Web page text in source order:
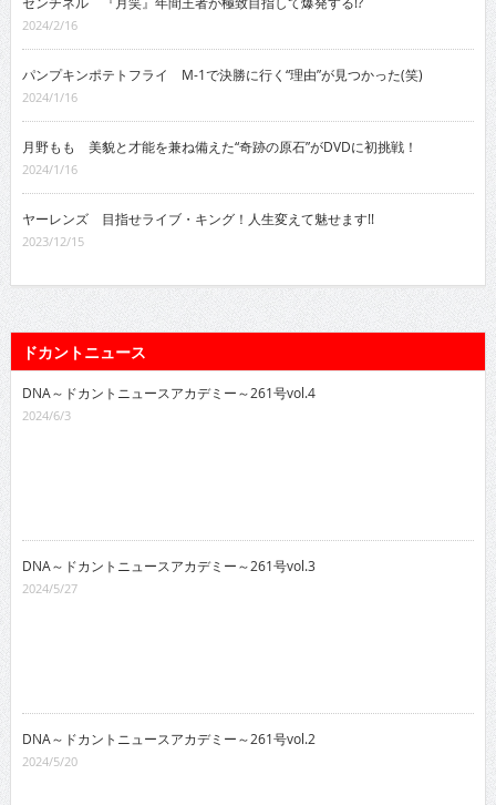
2024/2/16
パンプキンポテトフライ M-1で決勝に行く“理由”が見つかった(笑)
2024/1/16
月野もも 美貌と才能を兼ね備えた“奇跡の原石”がDVDに初挑戦！
2024/1/16
ヤーレンズ 目指せライブ・キング！人生変えて魅せます!!
2023/12/15
ドカントニュース
DNA～ドカントニュースアカデミー～261号vol.4
2024/6/3
2024/5/27